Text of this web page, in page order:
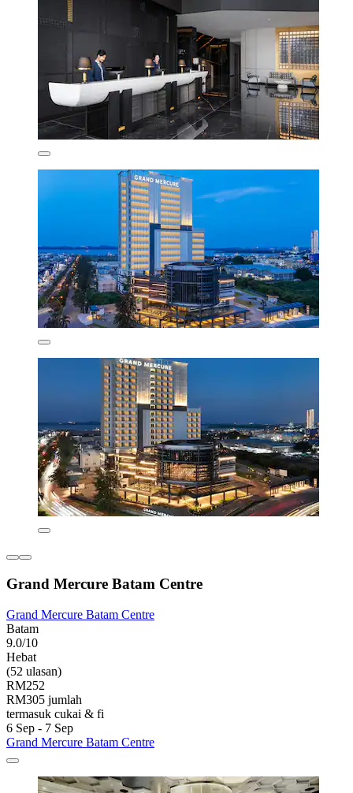
Grand Mercure Batam Centre
Grand Mercure Batam Centre
Batam
9.0/10
Hebat
(52 ulasan)
RM252
RM305 jumlah
termasuk cukai & fi
6 Sep - 7 Sep
Grand Mercure Batam Centre